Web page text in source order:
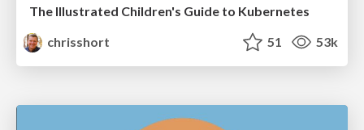
The Illustrated Children's Guide to Kubernetes
chrisshort
51 53k